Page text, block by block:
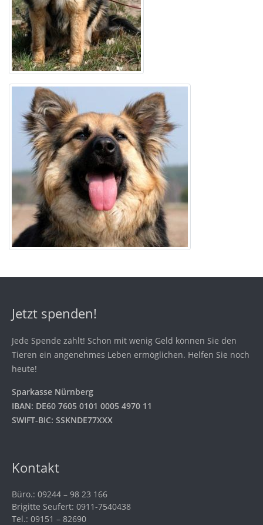
Jetzt spenden!
Jede Spende zählt! Schon mit wenig Geld können Sie den
Tieren ein angenehmes Leben ermöglichen. Helfen Sie noch
heute!
Sparkasse Nürnberg
IBAN: DE60 7605 0101 0005 4970 11
SWIFT-BIC: SSKNDE77XXX
Kontakt
Büro.: 09244 – 98 23 166
Brigitte Seufert: 0911-7540438
Tel.: 09151 – 82690